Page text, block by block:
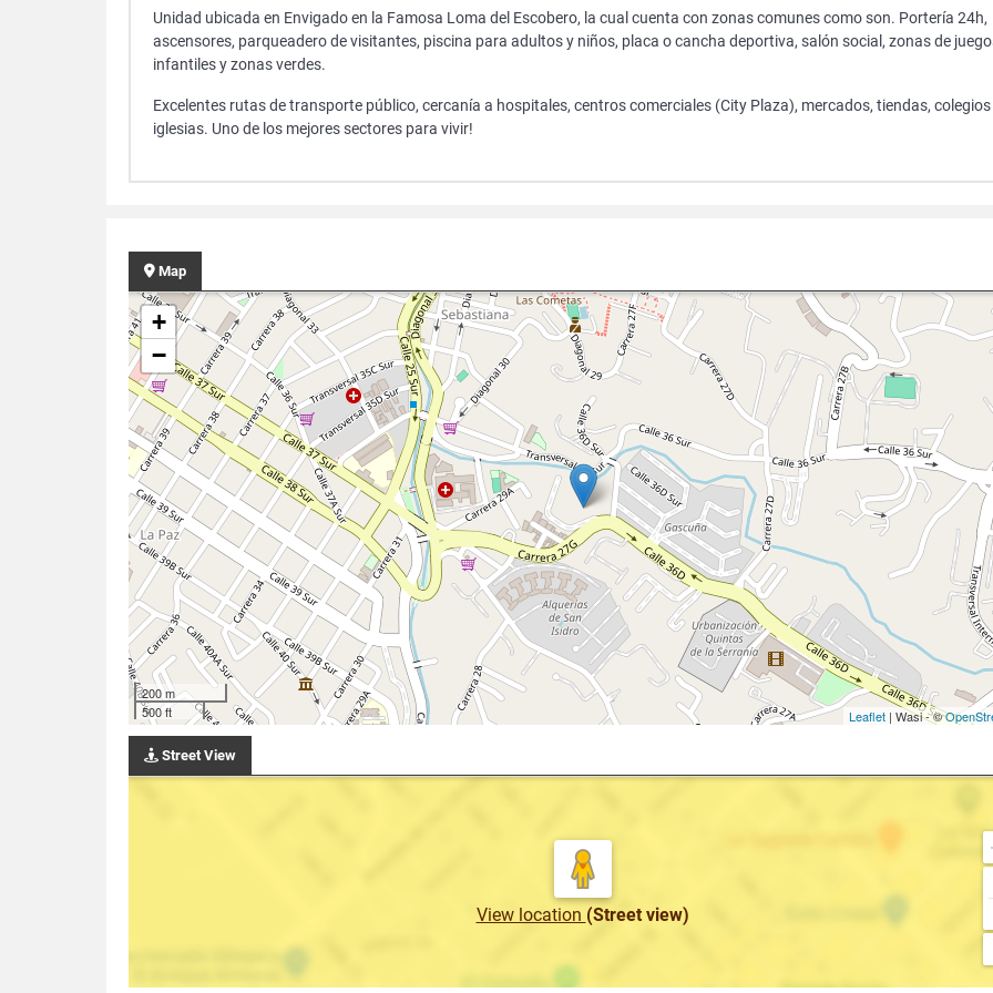
Unidad ubicada en Envigado en la Famosa Loma del Escobero, la cual cuenta con zonas comunes como son. Portería 24h,
ascensores, parqueadero de visitantes, piscina para adultos y niños, placa o cancha deportiva, salón social, zonas de
infantiles y zonas verdes.
Excelentes rutas de transporte público, cercanía a hospitales, centros comerciales (City Plaza), mercados, tiendas, colegios
iglesias. Uno de los mejores sectores para vivir!
Map
+
−
200 m
500 ft
Leaflet | Wasi - ©
Street View
View location (Street view)